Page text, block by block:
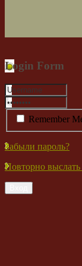
Login Form
Remember
Забыли пароль?
Повторно выслать